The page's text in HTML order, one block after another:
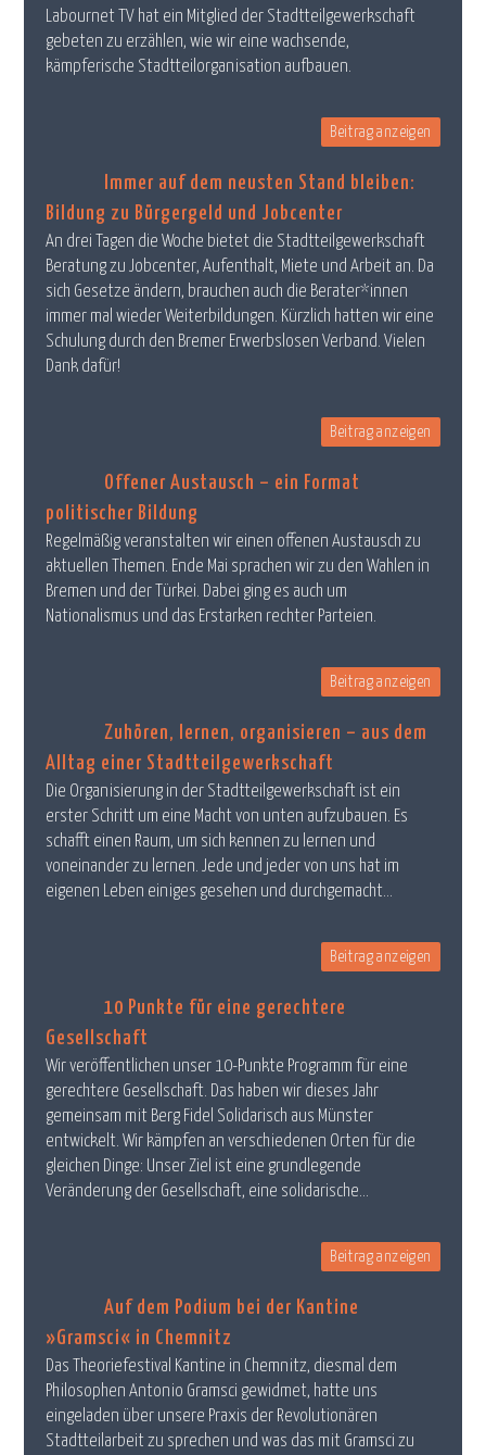
Labournet TV hat ein Mitglied der Stadtteilgewerkschaft
gebeten zu erzählen, wie wir eine wachsende,
kämpferische Stadtteilorganisation aufbauen.
Beitrag anzeigen
Immer auf dem neusten Stand bleiben:
Bildung zu Bürgergeld und Jobcenter
An drei Tagen die Woche bietet die Stadtteilgewerkschaft
Beratung zu Jobcenter, Aufenthalt, Miete und Arbeit an. Da
sich Gesetze ändern, brauchen auch die Berater*innen
immer mal wieder Weiterbildungen. Kürzlich hatten wir eine
Schulung durch den Bremer Erwerbslosen Verband. Vielen
Dank dafür!
Beitrag anzeigen
Offener Austausch – ein Format
politischer Bildung
Regelmäßig veranstalten wir einen offenen Austausch zu
aktuellen Themen. Ende Mai sprachen wir zu den Wahlen in
Bremen und der Türkei. Dabei ging es auch um
Nationalismus und das Erstarken rechter Parteien.
Beitrag anzeigen
Zuhören, lernen, organisieren – aus dem
Alltag einer Stadtteilgewerkschaft
Die Organisierung in der Stadtteilgewerkschaft ist ein
erster Schritt um eine Macht von unten aufzubauen. Es
schafft einen Raum, um sich kennen zu lernen und
voneinander zu lernen. Jede und jeder von uns hat im
eigenen Leben einiges gesehen und durchgemacht...
Beitrag anzeigen
10 Punkte für eine gerechtere
Gesellschaft
Wir veröffentlichen unser 10-Punkte Programm für eine
gerechtere Gesellschaft. Das haben wir dieses Jahr
gemeinsam mit Berg Fidel Solidarisch aus Münster
entwickelt. Wir kämpfen an verschiedenen Orten für die
gleichen Dinge: Unser Ziel ist eine grundlegende
Veränderung der Gesellschaft, eine solidarische...
Beitrag anzeigen
Auf dem Podium bei der Kantine
»Gramsci« in Chemnitz
Das Theoriefestival Kantine in Chemnitz, diesmal dem
Philosophen Antonio Gramsci gewidmet, hatte uns
eingeladen über unsere Praxis der Revolutionären
Stadtteilarbeit zu sprechen und was das mit Gramsci zu